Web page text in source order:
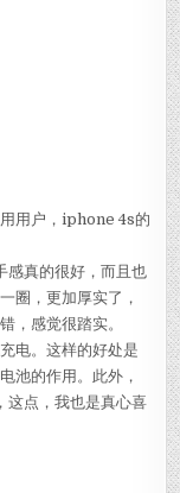
用户，iphone 4s的
感真的很好，而且也
圈，更加厚实了，
，感觉很踏实。
电。这样的好处是
池的作用。此外，
这点，我也是真心喜